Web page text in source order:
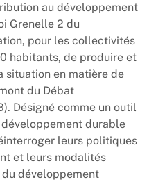
au développement
Grenelle 2 du
pour les collectivités
habitants, de produire et
situation en matière de
du Débat
Désigné comme un outil
durable
leurs politiques
et leurs modalités
développement